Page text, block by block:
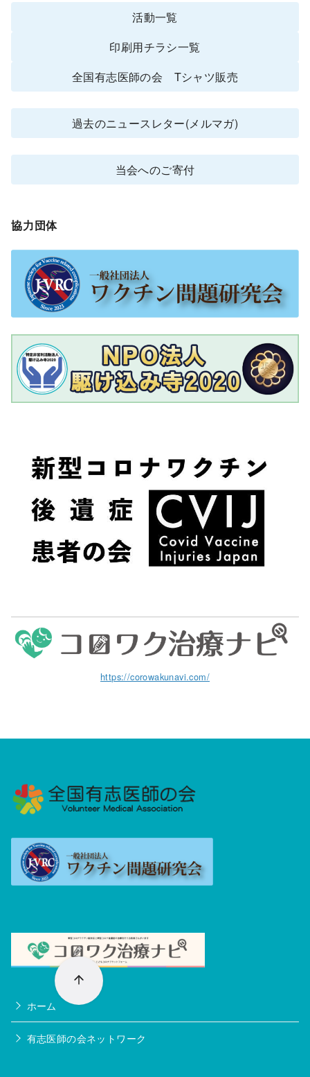
活動一覧
印刷用チラシ一覧
全国有志医師の会 Tシャツ販売
過去のニュースレター(メルマガ)
当会へのご寄付
協力団体
https://corowakunavi.com/
ホーム
有志医師の会ネットワーク